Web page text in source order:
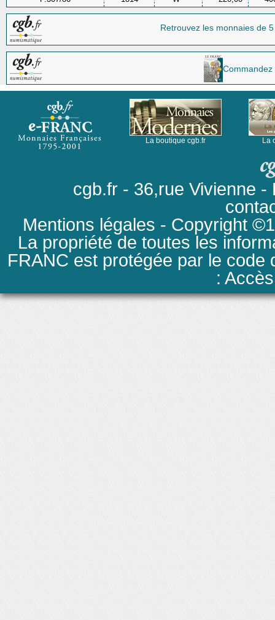
Retrouvez les monnaies de
La boutique cgb.fr La
cgb.fr - 36,rue Vivienne -
Mentions légales - Copyright
La propriété de toutes les
FRANC est protégée par le code
: